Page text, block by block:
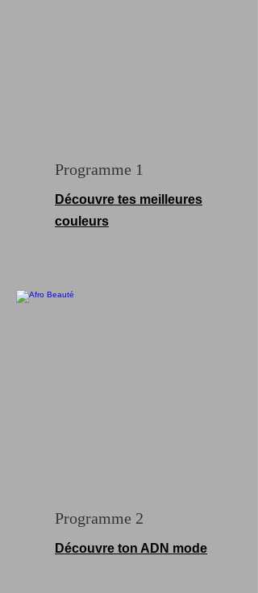
Programme 1
Découvre tes meilleures
couleurs
Programme 2
Découvre ton ADN mode